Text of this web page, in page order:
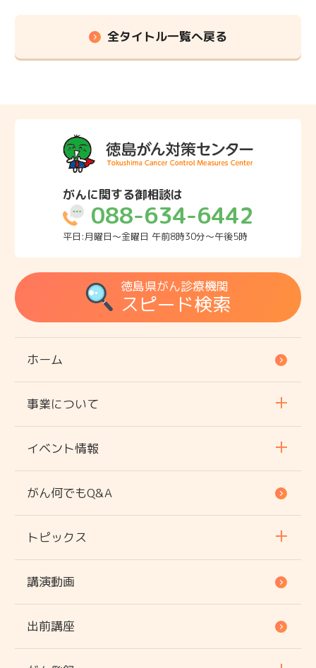
全タイトル一覧へ戻る
がんに関する御相談は
088-634-6442
平日:月曜日～金曜日 午前8時30分～午後5時
徳島県がん診療機関
スピード検索
ホーム
事業について
イベント情報
がん何でもQ&A
トピックス
講演動画
出前講座